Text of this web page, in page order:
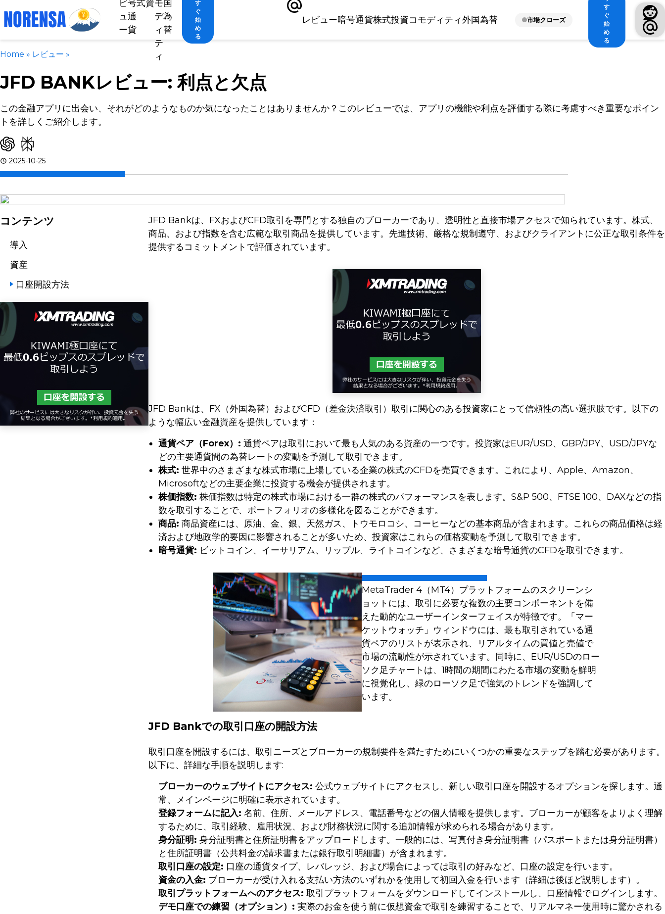
ビ
ュ
ー
号
通
貨
式資モ
デ
ィ
テ
ィ
国
為
替
す
ぐ
始
め
る
レビュー暗号通貨株式投資コモディティ外国為替 市場クローズ
す
ぐ
始
め
る
Home » レビュー »
JFD BANKレビュー: 利点と欠点
この金融アプリに出会い、それがどのようなものか気になったことはありませんか？このレビューでは、アプリの機能や利点を評価する際に考慮すべき重要なポイン
トを詳しくご紹介します。
2025-10-25
コンテンツ
導入
資産
口座開設方法
JFD Bankは、FXおよびCFD取引を専門とする独自のブローカーであり、透明性と直接市場アクセスで知られています。株式、
商品、および指数を含む広範な取引商品を提供しています。先進技術、厳格な規制遵守、およびクライアントに公正な取引条件を
提供するコミットメントで評価されています。
JFD Bankは、FX（外国為替）およびCFD（差金決済取引）取引に関心のある投資家にとって信頼性の高い選択肢です。以下の
ような幅広い金融資産を提供しています：
通貨ペア（Forex）: 通貨ペアは取引において最も人気のある資産の一つです。投資家はEUR/USD、GBP/JPY、USD/JPYな
どの主要通貨間の為替レートの変動を予測して取引できます。
株式: 世界中のさまざまな株式市場に上場している企業の株式のCFDを売買できます。これにより、Apple、Amazon、
Microsoftなどの主要企業に投資する機会が提供されます。
株価指数: 株価指数は特定の株式市場における一群の株式のパフォーマンスを表します。S&P 500、FTSE 100、DAXなどの指
数を取引することで、ポートフォリオの多様化を図ることができます。
商品: 商品資産には、原油、金、銀、天然ガス、トウモロコシ、コーヒーなどの基本商品が含まれます。これらの商品価格は経
済および地政学的要因に影響されることが多いため、投資家はこれらの価格変動を予測して取引できます。
暗号通貨: ビットコイン、イーサリアム、リップル、ライトコインなど、さまざまな暗号通貨のCFDを取引できます。
MetaTrader 4（MT4）プラットフォームのスクリーンシ
ョットには、取引に必要な複数の主要コンポーネントを備
えた動的なユーザーインターフェイスが特徴です。「マー
ケットウォッチ」ウィンドウには、最も取引されている通
貨ペアのリストが表示され、リアルタイムの買値と売値で
市場の流動性が示されています。同時に、EUR/USDのロー
ソク足チャートは、1時間の期間にわたる市場の変動を鮮明
に視覚化し、緑のローソク足で強気のトレンドを強調して
います。
JFD Bankでの取引口座の開設方法
取引口座を開設するには、取引ニーズとブローカーの規制要件を満たすためにいくつかの重要なステップを踏む必要があります。
以下に、詳細な手順を説明します:
ブローカーのウェブサイトにアクセス: 公式ウェブサイトにアクセスし、新しい取引口座を開設するオプションを探します。通
常、メインページに明確に表示されています。
登録フォームに記入: 名前、住所、メールアドレス、電話番号などの個人情報を提供します。ブローカーが顧客をよりよく理解
するために、取引経験、雇用状況、および財務状況に関する追加情報が求められる場合があります。
身分証明: 身分証明書と住所証明書をアップロードします。一般的には、写真付き身分証明書（パスポートまたは身分証明書）
と住所証明書（公共料金の請求書または銀行取引明細書）が含まれます。
取引口座の設定: 口座の通貨タイプ、レバレッジ、および場合によっては取引の好みなど、口座の設定を行います。
資金の入金: ブローカーが受け入れる支払い方法のいずれかを使用して初回入金を行います（詳細は後ほど説明します）。
取引プラットフォームへのアクセス: 取引プラットフォームをダウンロードしてインストールし、口座情報でログインします。
デモ口座での練習（オプション）: 実際のお金を使う前に仮想資金で取引を練習することで、リアルマネー使用時に驚かされる